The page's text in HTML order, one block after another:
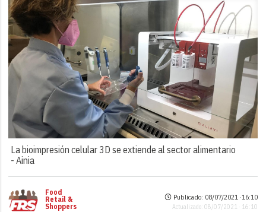
La bioimpresión celular 3D se extiende al sector alimentario
-Ainia
Food
Retail &
Shoppers
Publicado: 08/07/2021 ·16:10
Actualizado: 08/07/2021 · 16:10